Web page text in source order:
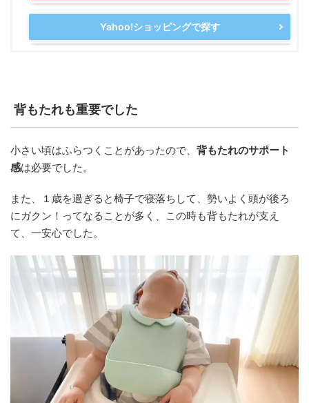
Yahoo!ショッピングで探す
背もたれも重要でした
小さい頃はふらつくことがあったので、 背もたれのサポート
感は必要でした。
また、１歳を過ぎると椅子で寝落ちして、勢いよく頭が後ろ
にガクン！ってなることが多く、この時も背もたれが支え
て、一安心でした。